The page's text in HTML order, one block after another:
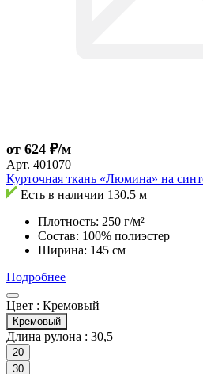
от 624 ₽/м
Арт. 401070
Курточная ткань «Люмина» на
Есть в наличии 130.5 м
Плотность: 250 г/м²
Состав: 100% полиэстер
Ширина: 145 см
Подробнее
Цвет : Кремовый
Кремовый
Длина рулона : 30,5
20
30